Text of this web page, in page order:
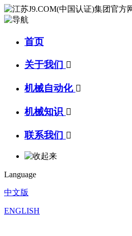
首页
关于我们 
机械自动化 
机械知识 
联系我们 
Language
中文版
ENGLISH